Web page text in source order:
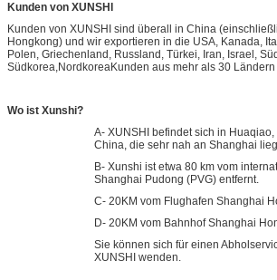
Kunden von XUNSHI
Kunden von XUNSHI sind überall in China
Hongkong) und wir exportieren in die USA, Kanada,
Polen, Griechenland, Russland, Türkei, Iran, Israel,
Südkorea,NordkoreaKunden aus mehr als 30
Wo ist Xunshi?
A- XUNSHI befindet sich in
China, die sehr nah an Shanghai
B- Xunshi ist etwa 80 km vom
Shanghai Pudong (PVG) entfernt.
C- 20KM vom Flughafen Shanghai
D- 20KM vom Bahnhof Shanghai
Sie können sich für einen
XUNSHI wenden.